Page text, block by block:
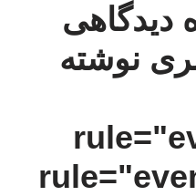
دیدگاهی
نوشته